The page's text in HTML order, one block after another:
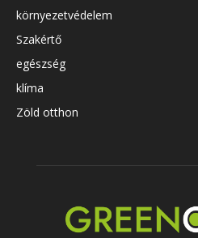
környezetvédelem
Szakértő
egészség
klíma
Zöld otthon